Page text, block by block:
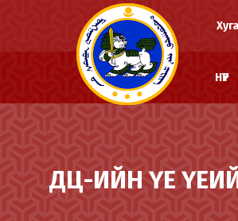
НҮҮР
ДЦ-ИЙН ҮЕ